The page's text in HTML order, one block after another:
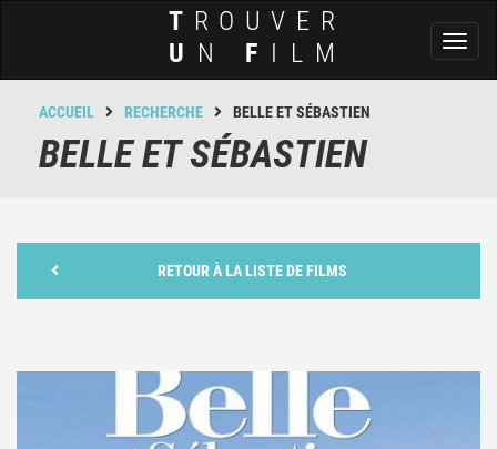
T ROUVER
U N F ILM
ACCUEIL RECHERCHE BELLE ET SÉBASTIEN
BELLE ET SÉBASTIEN
RETOUR À LA LISTE DE FILMS